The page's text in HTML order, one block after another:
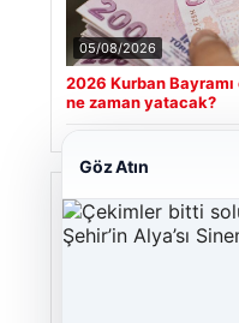
05/08/2026
Enflasyon verileri ne
Göz Atın